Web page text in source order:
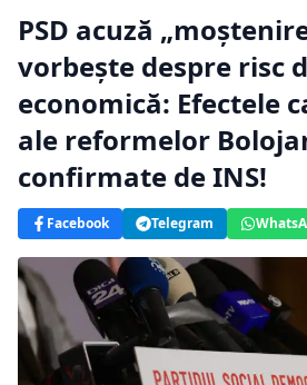
PSD acuză
vorbește despre risc
economică: Efectele
ale reformelor
confirmate de INS!
Facebook Telegram